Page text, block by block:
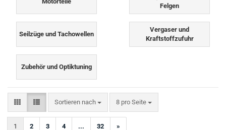
Felgen
Seilzüge und Tachowellen
Vergaser und
Kraftstoffzufuhr
Zubehör und Optiktuning
Sortieren nach
Sortieren nach 8 pro Seite
pro Seite
1 2 3 4 ... 32 »